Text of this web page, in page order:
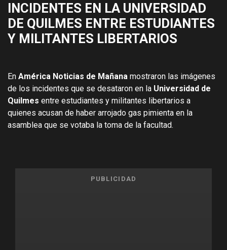
INCIDENTES EN LA UNIVERSIDAD
DE QUILMES ENTRE ESTUDIANTES
Y MILITANTES LIBERTARIOS
En América Noticias de Mañana mostraron las imágenes
de los incidentes que se desataron en la Universidad de
Quilmes entre estudiantes y militantes libertarios a
quienes acusan de haber arrojado gas pimienta en la
asamblea que se votaba la toma de la facultad.
PUBLICIDAD